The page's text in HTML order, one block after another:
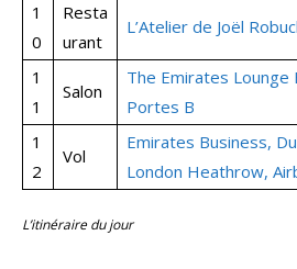
1
0
Resta
urant
L’Atelier de Joël
1
1
Salon
The Emirates Lounge
Portes B
1
2
Vol
Emirates Business,
London Heathrow,
L’itinéraire du jour